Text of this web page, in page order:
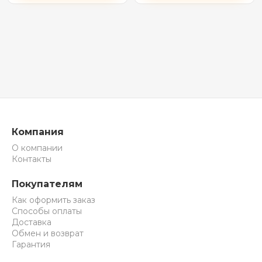
белый)
Компания
О компании
Контакты
Покупателям
Как оформить заказ
Способы оплаты
Доставка
Обмен и возврат
Гарантия